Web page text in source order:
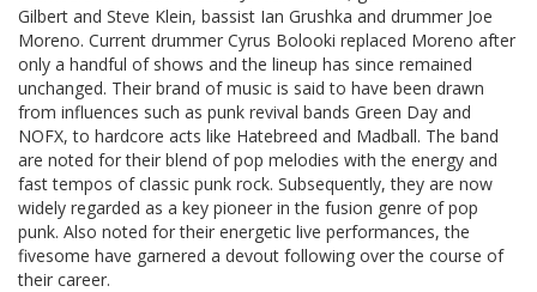
Gilbert and Steve Klein, bassist Ian Grushka and drummer Joe
Moreno. Current drummer Cyrus Bolooki replaced Moreno after
only a handful of shows and the lineup has since remained
unchanged. Their brand of music is said to have been drawn
from influences such as punk revival bands Green Day and
NOFX, to hardcore acts like Hatebreed and Madball. The band
are noted for their blend of pop melodies with the energy and
fast tempos of classic punk rock. Subsequently, they are now
widely regarded as a key pioneer in the fusion genre of pop
punk. Also noted for their energetic live performances, the
fivesome have garnered a devout following over the course of
their career.